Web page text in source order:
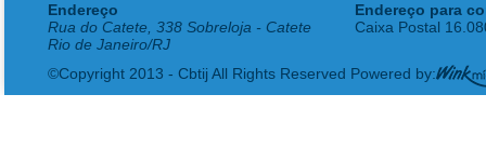
Endereço
Rua do Catete, 338 Sobreloja - Catete
Rio de Janeiro/RJ
Endereço para
Caixa Postal
©Copyright 2013 - Cbtij All Rights Reserved Powered by: